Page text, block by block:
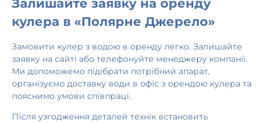
Залишайте заявку на оренду
кулера в «Полярне Джерело»
Замовити кулер з водою в оренду легко. Залишайте
заявку на сайті або телефонуйте менеджеру компанії.
Ми допоможемо підібрати потрібний апарат,
організуємо доставку води в офіс з орендою кулера та
пояснимо умови співпраці.
Після узгодження деталей технік встановить